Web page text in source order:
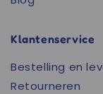
Klantenservice
Bestelling en
Retourneren